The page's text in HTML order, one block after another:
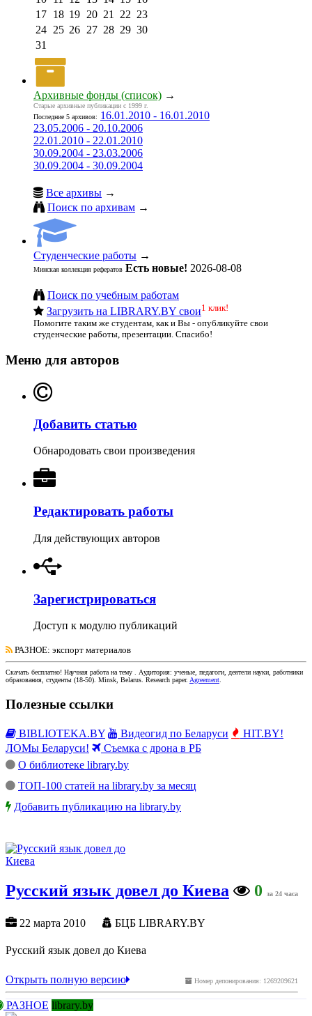
17 18 19 20 21 22 23
24 25 26 27 28 29 30
31
Архивные фонды (список) →
Старые архивные публикации с 1999 г.
Последние 5 архивов: 16.01.2010 - 16.01.2010
23.05.2006 - 20.10.2006
22.01.2010 - 22.01.2010
30.09.2004 - 23.03.2006
30.09.2004 - 30.09.2004
Все архивы →
Поиск по архивам →
Студенческие работы →
Минская коллекция рефератов Есть новые! 2026-08-08
Поиск по учебным работам
Загрузить на LIBRARY.BY свои1 клик!
Помогите таким же студентам, как и Вы - опубликуйте свои
студенческие работы, презентации. Спасибо!
Меню для авторов
Добавить статью
Обнародовать свои произведения
Редактировать работы
Для действующих авторов
Зарегистрироваться
Доступ к модулю публикаций
РАЗНОЕ: экспорт материалов
Скачать бесплатно! Научная работана тему . Аудитория: ученые, педагоги, деятели науки, работники
образования, студенты (18-50). Minsk, Belarus. Research paper. Agreement.
Полезные ссылки
BIBLIOTEKA.BY Видеогид по Беларуси
HIT.BY!
ЛОМы Беларуси!
Съемка с дрона в РБ
О библиотеке library.by
ТОП-100 статей на library.by за месяц
Добавить публикацию на library.by
Русский язык довел до Киева 0 за 24 часа
22 марта 2010 БЦБ LIBRARY.BY
Русский язык довел до Киева
Номер депонирования: 1269209621
Открыть полную версию
РАЗНОЕ library.by